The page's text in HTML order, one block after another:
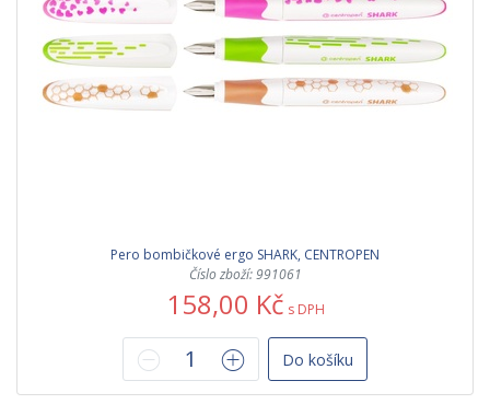
Pero bombičkové ergo SHARK, CENTROPEN
Číslo zboží: 991061
158,00 Kč s DPH
Do košíku